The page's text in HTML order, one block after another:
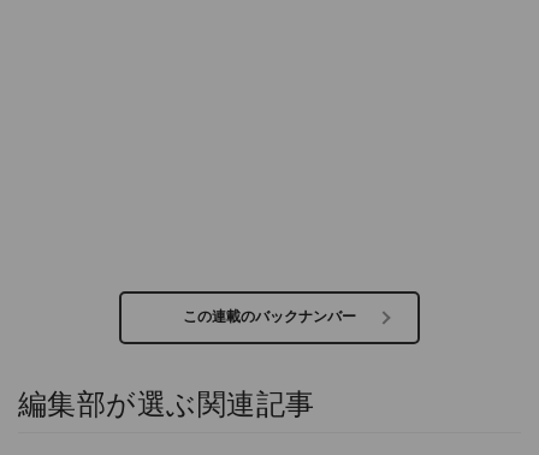
この連載のバックナンバー
編集部が選ぶ関連記事